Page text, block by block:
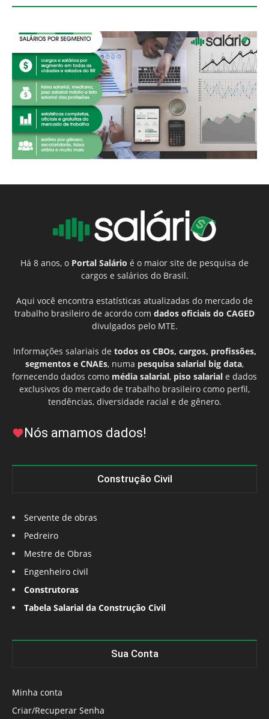
Há 8 anos, o Portal Salário é o maior site de pesquisa de
cargos e salários do Brasil.
Aqui você encontra estatísticas atualizadas do mercado de
trabalho brasileiro de acordo com dados oficiais do CAGED
divulgados pelo MTE.
Informações salariais de todos os CBOs, cargos, profissões,
segmentos e CNAEs, numa pesquisa salarial big data,
fornecendo dados como média salarial, piso salarial e dados
exclusivos do mercado de trabalho brasileiro como perfil,
tendências, diversidade racial e de gênero.
Nós amamos dados!
Construção Civil
Servente de obras
Pedreiro
Mestre de Obras
Engenheiro civil
Construtoras
Tabela Salarial da Construção Civil
Sua Conta
Minha conta
Criar/Recuperar Senha